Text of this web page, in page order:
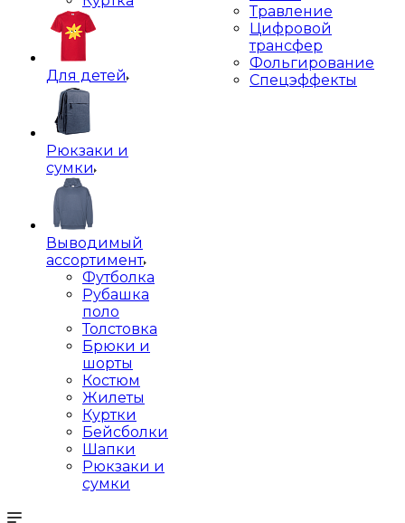
Для детей
Рюкзаки и
сумки
Выводимый
ассортимент
Футболка
Рубашка
поло
Толстовка
Брюки и
шорты
Костюм
Жилеты
Куртки
Бейсболки
Шапки
Рюкзаки и
сумки
Травление
Цифровой
трансфер
Фольгирование
Спецэффекты